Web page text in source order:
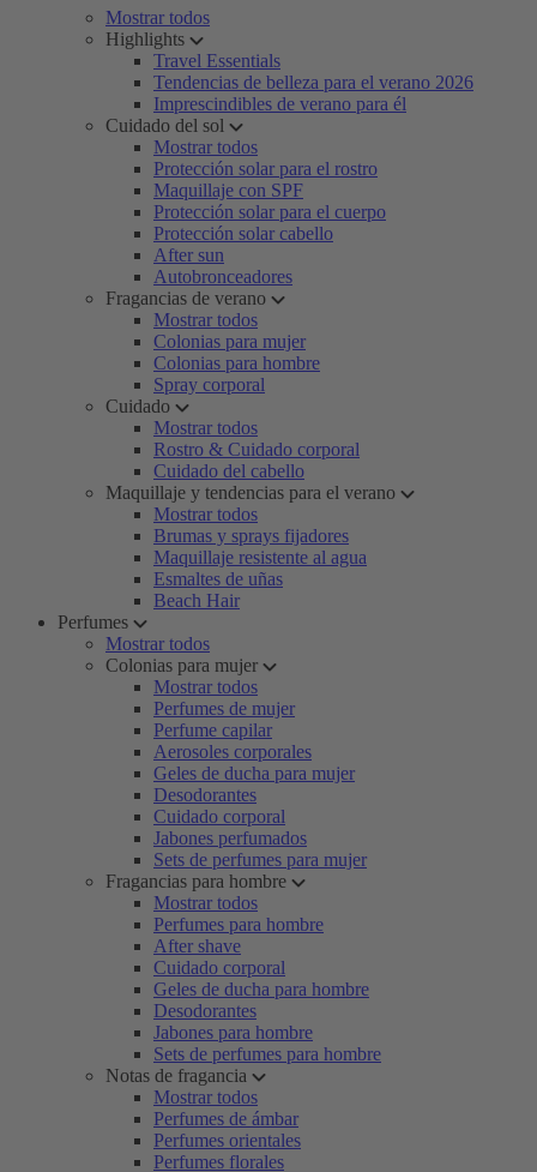
Mostrar todos
Highlights
Travel Essentials
Tendencias de belleza para el verano 2026
Imprescindibles de verano para él
Cuidado del sol
Mostrar todos
Protección solar para el rostro
Maquillaje con SPF
Protección solar para el cuerpo
Protección solar cabello
After sun
Autobronceadores
Fragancias de verano
Mostrar todos
Colonias para mujer
Colonias para hombre
Spray corporal
Cuidado
Mostrar todos
Rostro & Cuidado corporal
Cuidado del cabello
Maquillaje y tendencias para el verano
Mostrar todos
Brumas y sprays fijadores
Maquillaje resistente al agua
Esmaltes de uñas
Beach Hair
Perfumes
Mostrar todos
Colonias para mujer
Mostrar todos
Perfumes de mujer
Perfume capilar
Aerosoles corporales
Geles de ducha para mujer
Desodorantes
Cuidado corporal
Jabones perfumados
Sets de perfumes para mujer
Fragancias para hombre
Mostrar todos
Perfumes para hombre
After shave
Cuidado corporal
Geles de ducha para hombre
Desodorantes
Jabones para hombre
Sets de perfumes para hombre
Notas de fragancia
Mostrar todos
Perfumes de ámbar
Perfumes orientales
Perfumes florales